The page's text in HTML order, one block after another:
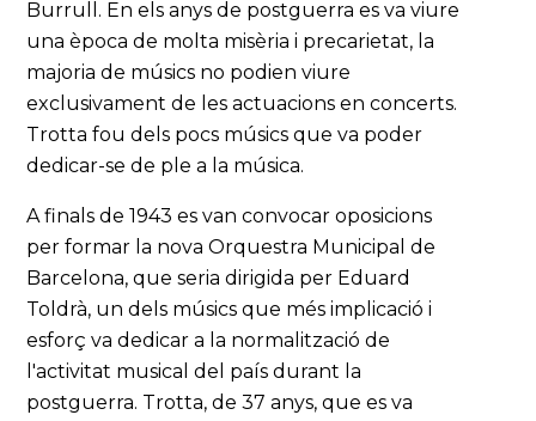
Burrull. En els anys de postguerra es va viure
una època de molta misèria i precarietat, la
majoria de músics no podien viure
exclusivament de les actuacions en concerts.
Trotta fou dels pocs músics que va poder
dedicar-se de ple a la música.
A finals de 1943 es van convocar oposicions
per formar la nova Orquestra Municipal de
Barcelona, que seria dirigida per Eduard
Toldrà, un dels músics que més implicació i
esforç va dedicar a la normalització de
l'activitat musical del país durant la
postguerra. Trotta, de 37 anys, que es va